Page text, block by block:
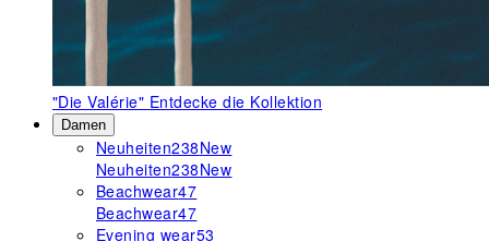
"Die Valérie" Entdecke die Kollektion
Damen
Neuheiten238New
Neuheiten238New
Beachwear47
Beachwear47
Evening wear53